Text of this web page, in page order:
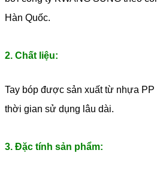
Hàn Quốc.
2. Chất liệu:
Tay bóp được sản xuất từ nhựa PP
thời gian sử dụng lâu dài.
3. Đặc tính sản phẩm: